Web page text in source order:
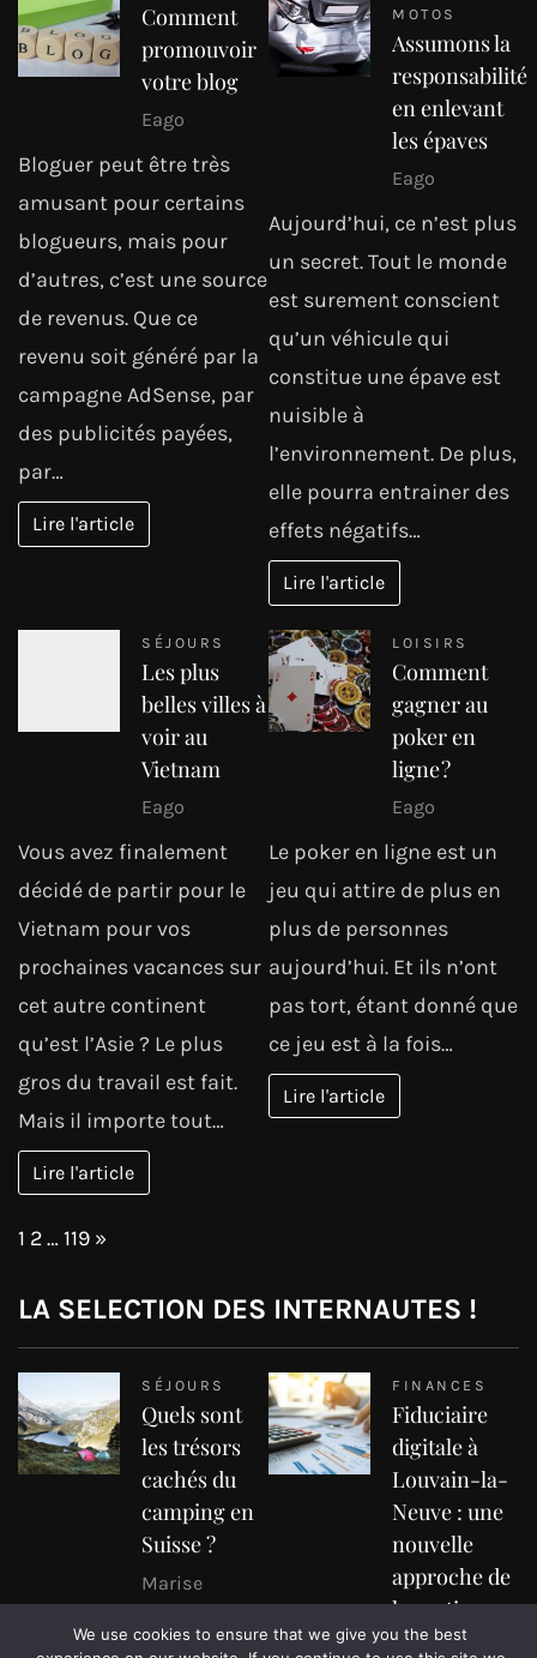
Comment
promouvoir
votre blog
Eago
Bloguer peut être très
amusant pour certains
blogueurs, mais pour
d’autres, c’est une source
de revenus. Que ce
revenu soit généré par la
campagne AdSense, par
des publicités payées,
par…
Lire l'article
MOTOS
Assumons la
responsabilité
en enlevant
les épaves
Eago
Aujourd’hui, ce n’est plus
un secret. Tout le monde
est surement conscient
qu’un véhicule qui
constitue une épave est
nuisible à
l’environnement. De plus,
elle pourra entrainer des
effets négatifs…
Lire l'article
SÉJOURS
Les plus
belles villes à
voir au
Vietnam
Eago
Vous avez finalement
décidé de partir pour le
Vietnam pour vos
prochaines vacances sur
cet autre continent
qu’est l’Asie ? Le plus
gros du travail est fait.
Mais il importe tout…
Lire l'article
LOISIRS
Comment
gagner au
poker en
ligne ?
Eago
Le poker en ligne est un
jeu qui attire de plus en
plus de personnes
aujourd’hui. Et ils n’ont
pas tort, étant donné que
ce jeu est à la fois…
Lire l'article
Page:
1 2…119 Next
»
LA SELECTION DES INTERNAUTES !
SÉJOURS
Quels sont
les trésors
cachés du
camping en
Suisse ?
Marise
La Suisse, célèbre pour
FINANCES
Fiduciaire
digitale à
Louvain-la-
Neuve : une
nouvelle
approche de
la gestion
comptable
We use cookies to ensure that we give you the best